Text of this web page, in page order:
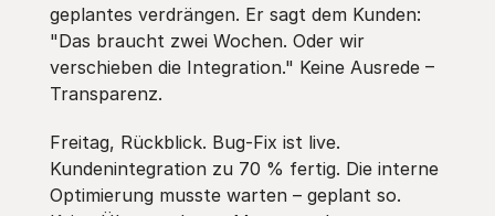
geplantes verdrängen. Er sagt dem Kunden:
"Das braucht zwei Wochen. Oder wir
verschieben die Integration." Keine Ausrede –
Transparenz.
Freitag, Rückblick. Bug-Fix ist live.
Kundenintegration zu 70 % fertig. Die interne
Optimierung musste warten – geplant so.